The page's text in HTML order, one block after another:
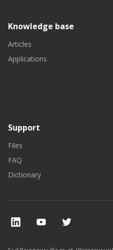
Knowledge base
Articles
Applications
Support
Files
FAQ
Dictionary